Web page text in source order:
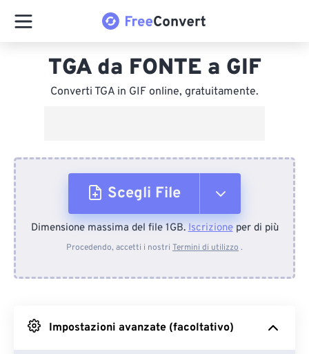
TGA da FONTE a GIF
Converti TGA in GIF online, gratuitamente.
Scegli File
Dal dispositivo
Da Google Drive
Dimensione massima del file 1GB.Iscrizioneper di più
Procedendo, accetti i nostri Termini di utilizzo .
Impostazioni avanzate (facoltativo)